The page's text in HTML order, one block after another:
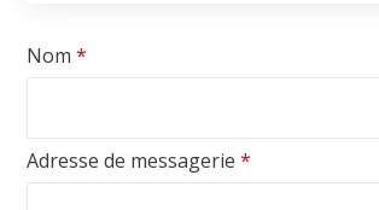
Nom *
Adresse de messagerie *